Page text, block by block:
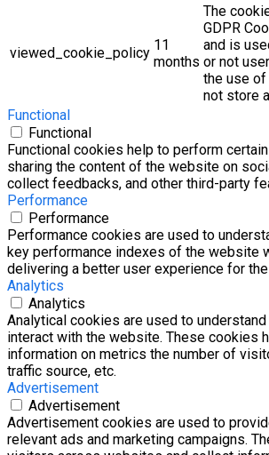
viewed_cookie_policy 11
months
The
GDPR
and is
or not
the use
not store
Functional
Functional
Functional cookies help to perform
sharing the content of the website on
collect feedbacks, and other third-party
Performance
Performance
Performance cookies are used to
key performance indexes of the website
delivering a better user experience for
Analytics
Analytics
Analytical cookies are used to
interact with the website. These cookies
information on metrics the number of
traffic source, etc.
Advertisement
Advertisement
Advertisement cookies are used to
relevant ads and marketing campaigns.